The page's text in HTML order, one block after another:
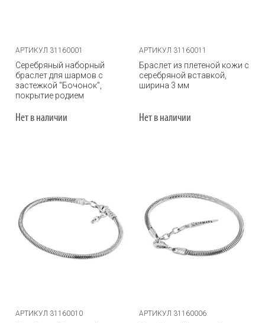
АРТИКУЛ 31160001
Серебряный наборный
браслет для шармов с
застежкой "Бочонок",
покрытие родием
Нет в наличии
АРТИКУЛ 31160011
Браслет из плетеной кожи с
серебряной вставкой,
ширина 3 мм
Нет в наличии
АРТИКУЛ 31160010 АРТИКУЛ 31160006